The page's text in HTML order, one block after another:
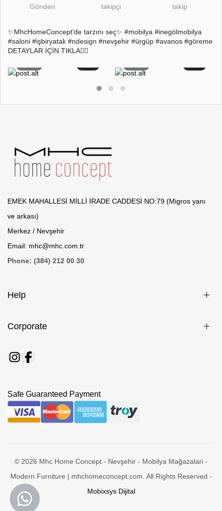
Gönderi takipçi takip
✨MhcHomeConcept’de tarzını seç✨ #mobilya #inegölmobilya
#saloni #işbiryatak #ndesign #nevşehir #ürgüp #avanos #göreme
DETAYLAR İÇİN TIKLA👇🏻
EMEK MAHALLESİ MİLLİ İRADE CADDESİ NO:79 (Migros yanı
ve arkası)
Merkez / Nevşehir
Email: mhc@mhc.com.tr
Phone: (384) 212 00 30
Help
Corporate
Safe Guaranteed Payment
© 2026 Mhc Home Concept - Nevşehir - Mobilya Mağazalari -
Modern Furniture | mhchomeconcept.com. All Rights Reserved -
Mobixsys Dijital